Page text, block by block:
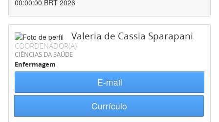
00:00:00 BRT 2026
Valeria de Cassia Sparapani
COORDENADOR(A)
CIÊNCIAS DA SAÚDE
Enfermagem
E-mail
Currículo